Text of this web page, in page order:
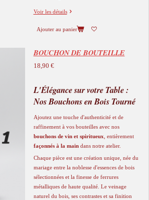
Voir les détails
Ajouter au panier
BOUCHON DE BOUTEILLE
18,90 €
L'Élégance sur votre Table :
Nos Bouchons en Bois Tourné
​Ajoutez une touche d'authenticité et de
raffinement à vos bouteilles avec nos
bouchons de vin et spiritueux , entièrement
façonnés à la maindans notre atelier.
​Chaque pièce est une création unique, née du
mariage entre la noblesse d'essences de bois
sélectionnées et la finesse de ferrures
métalliques de haute qualité. Le veinage
naturel du bois, ses contrastes et sa finition